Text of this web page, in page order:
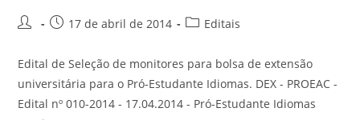
17 de abril de 2014 Editais
Edital de Seleção de monitores para bolsa de extensão
universitária para o Pró-Estudante Idiomas. DEX - PROEAC -
Edital nº 010-2014 - 17.04.2014 - Pró-Estudante Idiomas